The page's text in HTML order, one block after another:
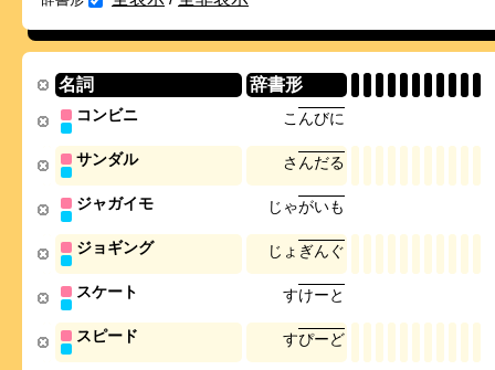
名詞 辞書形
コンビニ こ んびに
サンダル さ んだる
ジャガイモ じ ゃがいも
ジョギング じ ょ ぎん ぐ
スケート すけーと
スピード すぴーど